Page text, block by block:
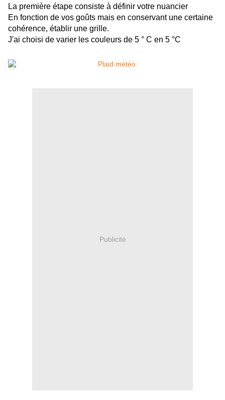
La première étape consiste à définir votre nuancier
En fonction de vos goûts mais en conservant une certaine
cohérence, établir une grille.
J'ai choisi de varier les couleurs de 5 ° C en 5 °C
Publicité